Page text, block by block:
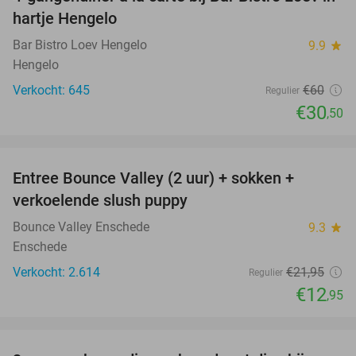
hartje Hengelo
Bar Bistro Loev Hengelo 9.9 star
Hengelo
Verkocht: 645
Regulier €60
€30,50
Entree Bounce Valley (2 uur) + sokken +
verkoelende slush puppy
Bounce Valley Enschede 9.3 star
Enschede
Verkocht: 2.614
Regulier €21,95
€12,95